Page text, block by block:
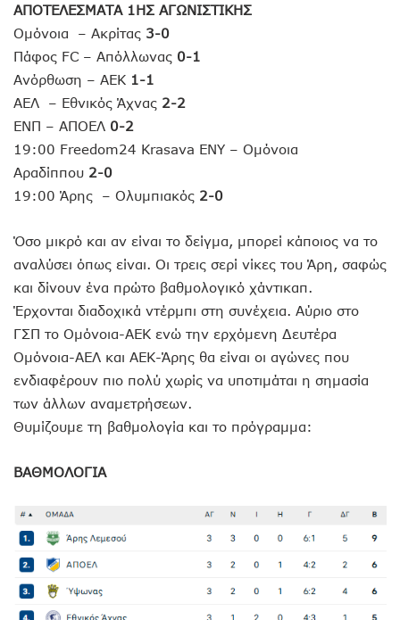
ΑΠΟΤΕΛΕΣΜΑΤΑ 1ΗΣ ΑΓΩΝΙΣΤΙΚΗΣ
Ομόνοια – Ακρίτας 3-0
Πάφος FC – Απόλλωνας 0-1
Ανόρθωση – ΑΕΚ 1-1
ΑΕΛ – Εθνικός Άχνας 2-2
ΕΝΠ – ΑΠΟΕΛ 0-2
19:00 Freedom24 Krasava ΕΝΥ – Ομόνοια
Αραδίππου 2-0
19:00 Άρης – Ολυμπιακός 2-0
Όσο μικρό και αν είναι το δείγμα, μπορεί κάποιος να το
αναλύσει όπως είναι. Οι τρεις σερί νίκες του Άρη, σαφώς
και δίνουν ένα πρώτο βαθμολογικό χάντικαπ.
Έρχονται διαδοχικά ντέρμπι στη συνέχεια. Αύριο στο
ΓΣΠ το Ομόνοια-ΑΕΚ ενώ την ερχόμενη Δευτέρα
Ομόνοια-ΑΕΛ και ΑΕΚ-Άρης θα είναι οι αγώνες που
ενδιαφέρουν πιο πολύ χωρίς να υποτιμάται η σημασία
των άλλων αναμετρήσεων.
Θυμίζουμε τη βαθμολογία και το πρόγραμμα:
ΒΑΘΜΟΛΟΓΙΑ